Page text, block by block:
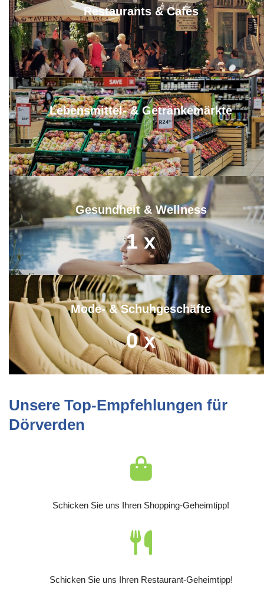
Restaurants & Cafés
1 x
Lebensmittel- & Getränkemärkte
1 x
Gesundheit & Wellness
1 x
Mode- & Schuhgeschäfte
0 x
Unsere Top-Empfehlungen für
Dörverden
Schicken Sie uns Ihren Shopping-Geheimtipp!
Schicken Sie uns Ihren Restaurant-Geheimtipp!